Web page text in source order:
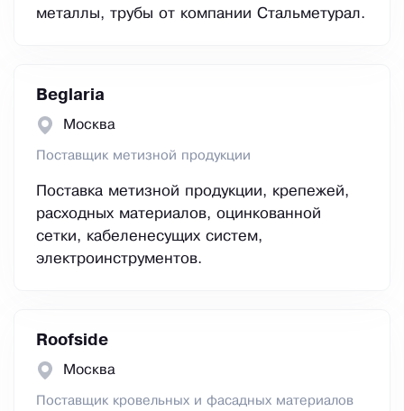
металлы, трубы от компании Стальметурал.
Beglaria
Москва
Поставщик метизной продукции
Поставка метизной продукции, крепежей,
расходных материалов, оцинкованной
сетки, кабеленесущих систем,
электроинструментов.
Roofside
Москва
Поставщик кровельных и фасадных материалов